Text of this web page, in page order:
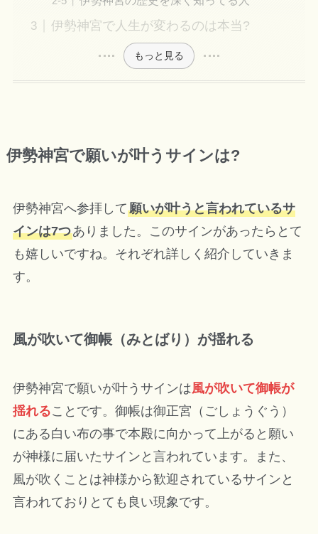
伊勢神宮で人生が変わるのは本当?
もっと見る
伊勢神宮で願いが叶うサインは?
伊勢神宮へ参拝して願いが叶うと言われているサ
インは7つありました。このサインがあったらとて
も嬉しいですね。それぞれ詳しく紹介していきま
す。
風が吹いて御帳（みとばり）が揺れる
伊勢神宮で願いが叶うサインは風が吹いて御帳が
揺れることです。御帳は御正宮（ごしょうぐう）
にある白い布の事で本殿に向かって上がると願い
が神様に届いたサインと言われています。また、
風が吹くことは神様から歓迎されているサインと
言われておりとても良い現象です。